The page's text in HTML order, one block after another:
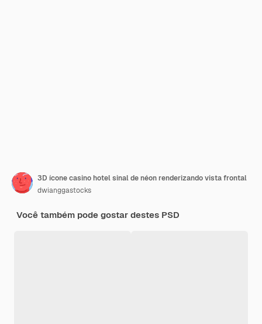
3D ícone casino hotel sinal de néon renderizando vista frontal
dwianggastocks
Você também pode gostar destes PSD